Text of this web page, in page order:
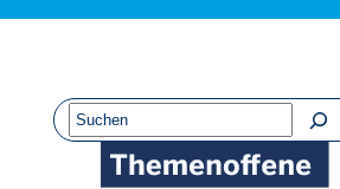
Direkt
Direkt
Direkt
Direkt
Suchen